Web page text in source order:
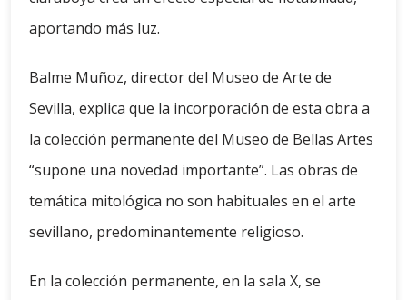
aportando más luz.
Balme Muñoz, director del Museo de Arte de
Sevilla, explica que la incorporación de esta obra a
la colección permanente del Museo de Bellas Artes
“supone una novedad importante”. Las obras de
temática mitológica no son habituales en el arte
sevillano, predominantemente religioso.
En la colección permanente, en la sala X, se